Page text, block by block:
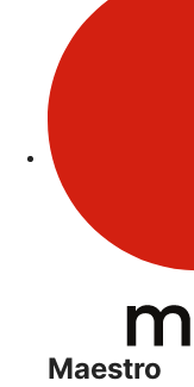
Maestro